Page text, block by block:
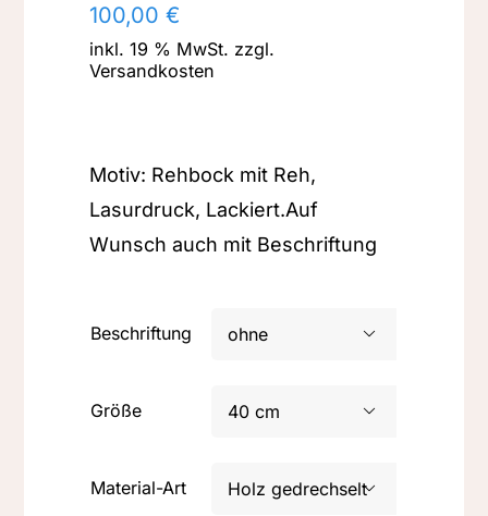
100,00€
inkl. 19 % MwSt. zzgl.
Versandkosten
Motiv: Rehbock mit Reh,
Lasurdruck, Lackiert.Auf
Wunsch auch mit Beschriftung
Beschriftung 
Größe 
Material-Art 